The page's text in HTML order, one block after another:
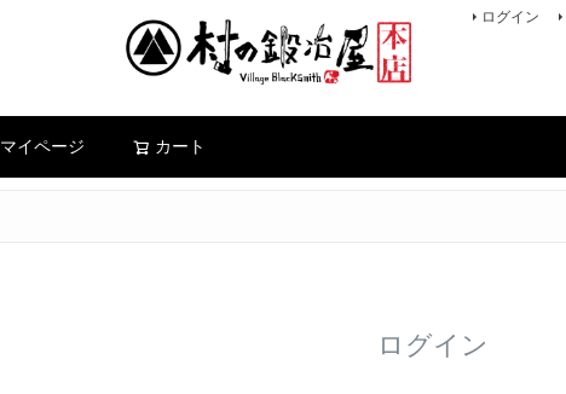
ログイン
マイページ カート
ログイン